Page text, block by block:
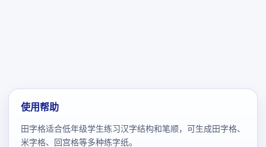
使用帮助
田字格适合低年级学生练习汉字结构和笔顺，可生成田字格、
米字格、回宫格等多种练字纸。